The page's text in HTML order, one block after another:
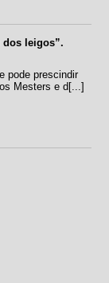
dos leigos”.
pode prescindir
Mesters e d[...]